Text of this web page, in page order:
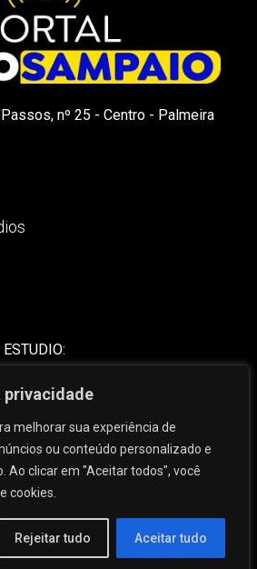
privacidade
melhorar sua experiência de
ou conteúdo personalizado e
Ao clicar em "Aceitar todos", você
cookies.
Rejeitar tudo Aceitar tudo
nº 25 - Centro - Palmeira